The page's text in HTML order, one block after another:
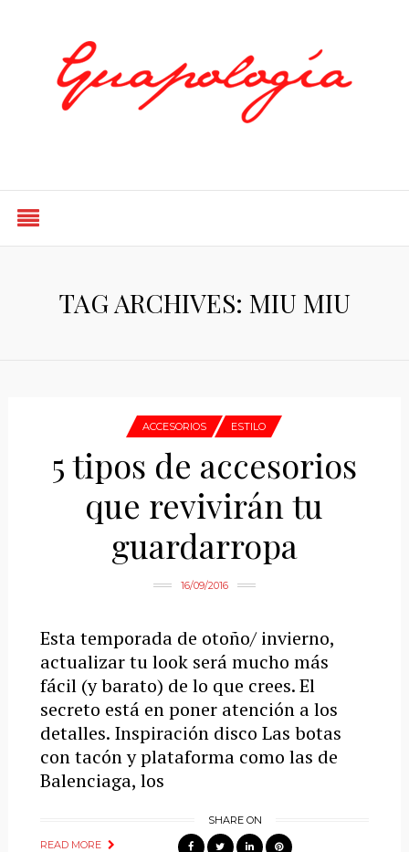
TAG ARCHIVES: MIU MIU
ACCESORIOS ESTILO
5 tipos de accesorios
que revivirán tu
guardarropa
16/09/2016
Esta temporada de otoño/ invierno,
actualizar tu look será mucho más
fácil (y barato) de lo que crees. El
secreto está en poner atención a los
detalles. Inspiración disco Las botas
con tacón y plataforma como las de
Balenciaga, los
READ MORE
SHARE ON